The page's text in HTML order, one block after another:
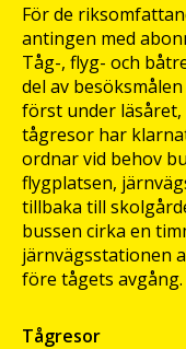
För de
antingen med
Tåg-, flyg- och
del av
först under
tågresor har
ordnar vid behov
flygplatsen,
tillbaka till
bussen cirka en
järnvägsstationen
före tågets avgång.
Tågresor